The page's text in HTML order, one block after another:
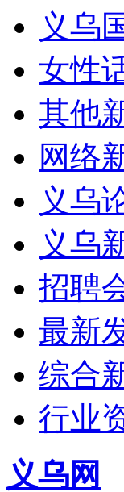
义乌
女性
其他
网络
义乌
义乌
招聘
最新
综合
行业
义乌网